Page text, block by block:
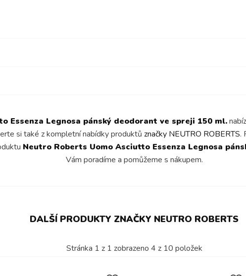
Essenza Legnosa pánský deodorant ve spreji 150 ml.
si také z kompletní nabídky produktů značky NEUTRO ROBERTS.
Neutro Roberts Uomo Asciutto Essenza Legnosa
Vám poradíme a pomůžeme s nákupem.
DALŠÍ PRODUKTY ZNAČKY NEUTRO ROBERTS
Stránka 1 z 1 zobrazeno 4 z 10 položek